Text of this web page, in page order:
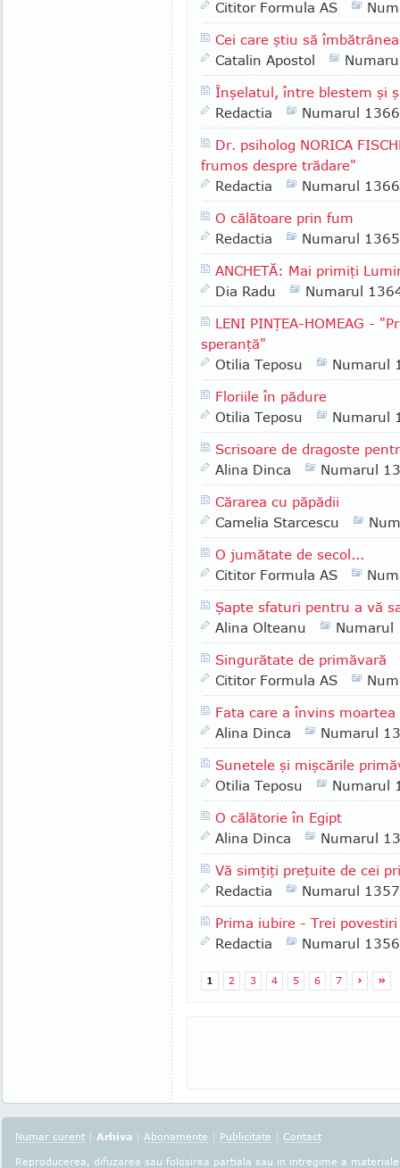
Cititor Formula AS
Cei care ştiu să
Catalin Apostol
Înşelatul, între blestem şi
Redactia
Numarul 1366
Dr. psiholog NORICA
frumos despre trădare"
Redactia
Numarul 1366
O călătoare prin fum
Redactia
Numarul 1365
ANCHETĂ: Mai primiţi
Dia Radu
Numarul
LENI PINŢEA-HOMEAG -
speranţă"
Otilia Teposu
Numarul
Floriile în pădure
Otilia Teposu
Numarul
Scrisoare de dragoste
Alina Dinca
Numarul
Cărarea cu păpădii
Camelia Starcescu
O jumătate de secol...
Cititor Formula AS
Şapte sfaturi pentru a vă
Alina Olteanu
Numarul
Singurătate de primăvară
Cititor Formula AS
Fata care a învins
Alina Dinca
Numarul
Sunetele şi mişcările
Otilia Teposu
Numarul
O călătorie în Egipt
Alina Dinca
Numarul
Vă simţiţi preţuite de cei
Redactia
Numarul 1357
Prima iubire - Trei
Redactia
Numarul 1356
1 2 3 4 5 6 7 › »
Numar curent | Arhiva | Abonamente | Publicitate | Contact
Reproducerea, difuzarea sau folosirea partiala sau in intregime a